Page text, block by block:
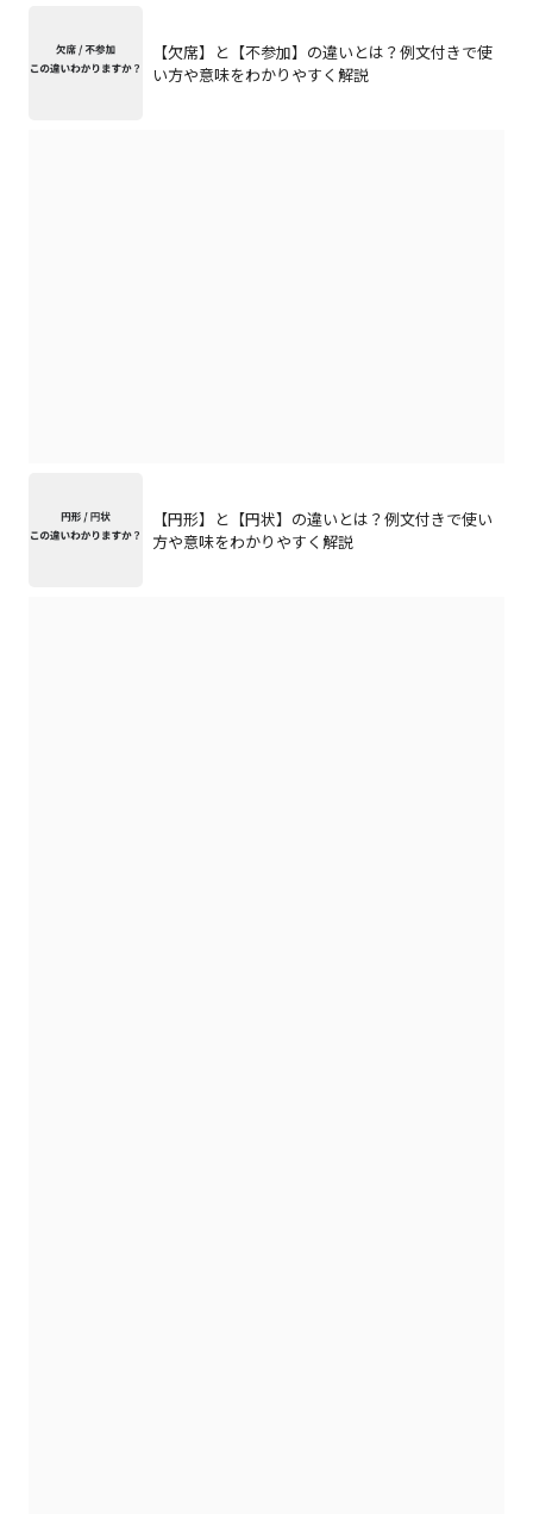
【欠席】と【不参加】の違いとは？例文付きで使
い方や意味をわかりやすく解説
【円形】と【円状】の違いとは？例文付きで使い
方や意味をわかりやすく解説